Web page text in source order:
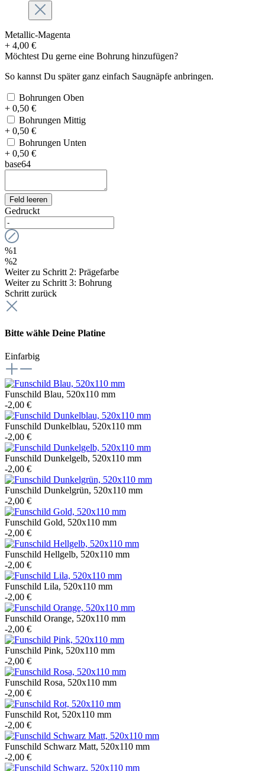
Metallic-Magenta
+ 4,00 €
Möchtest Du gerne eine Bohrung hinzufügen?
So kannst Du später ganz einfach Saugnäpfe anbringen.
Bohrungen Oben
+ 0,50 €
Bohrungen Mittig
+ 0,50 €
Bohrungen Unten
+ 0,50 €
base64
Feld leeren
Gedruckt
%1
%2
Weiter zu Schritt 2: Prägefarbe
Weiter zu Schritt 3: Bohrung
Schritt zurück
Bitte wähle Deine Platine
Einfarbig
Funschild Blau, 520x110 mm
-2,00 €
Funschild Dunkelblau, 520x110 mm
-2,00 €
Funschild Dunkelgelb, 520x110 mm
-2,00 €
Funschild Dunkelgrün, 520x110 mm
-2,00 €
Funschild Gold, 520x110 mm
-2,00 €
Funschild Hellgelb, 520x110 mm
-2,00 €
Funschild Lila, 520x110 mm
-2,00 €
Funschild Orange, 520x110 mm
-2,00 €
Funschild Pink, 520x110 mm
-2,00 €
Funschild Rosa, 520x110 mm
-2,00 €
Funschild Rot, 520x110 mm
-2,00 €
Funschild Schwarz Matt, 520x110 mm
-2,00 €